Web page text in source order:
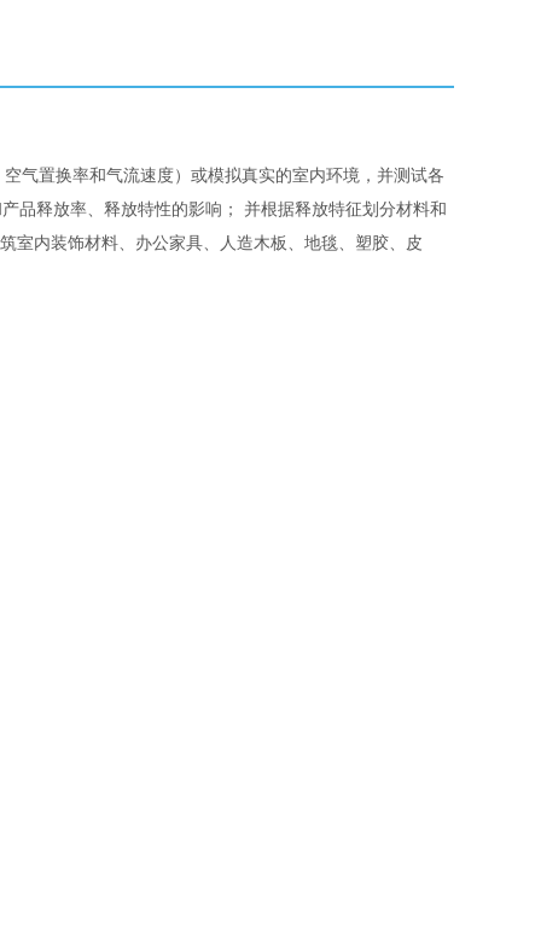
气置换率和气流速度）或模拟真实的室内环境，并测试各
品释放率、释放特性的影响； 并根据释放特征划分材料和
室内装饰材料、办公家具、人造木板、地毯、塑胶、皮